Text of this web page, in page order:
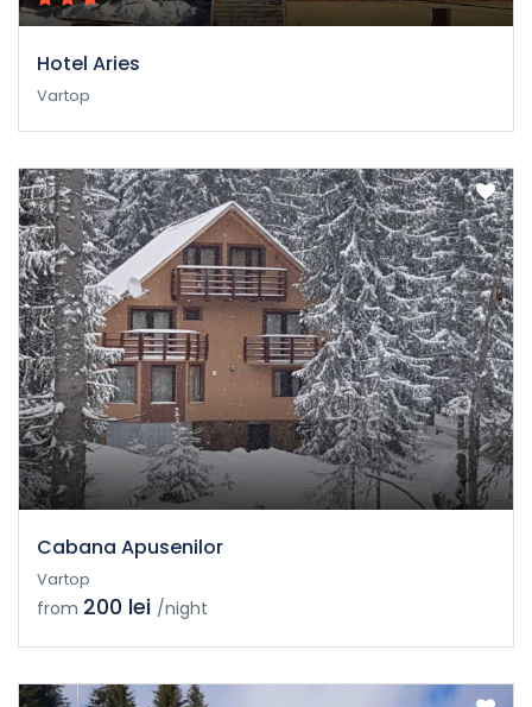
Hotel Aries
Vartop
Cabana Apusenilor
Vartop
from 200 lei /night